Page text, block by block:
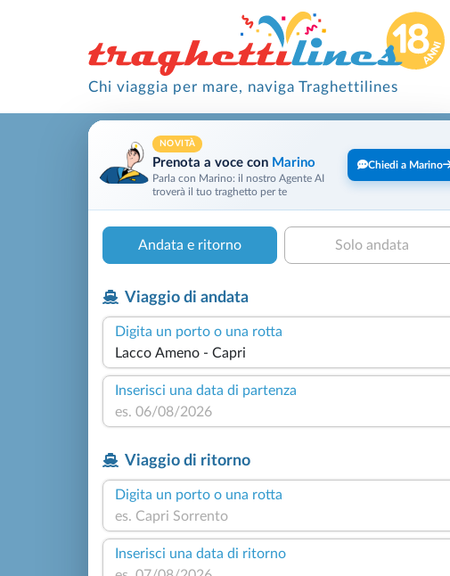
Chi viaggia per mare, naviga Traghettilines
NOVITÀ
Prenota a voce con Marino
Parla con Marino: il nostro Agente AI
troverà il tuo traghetto per te
Chiedi a Marino
Andata e ritorno Solo andata
Viaggio di andata
Digita un porto o una rotta
Inserisci una data di partenza
Viaggio di ritorno
Digita un porto o una rotta
Inserisci una data di ritorno